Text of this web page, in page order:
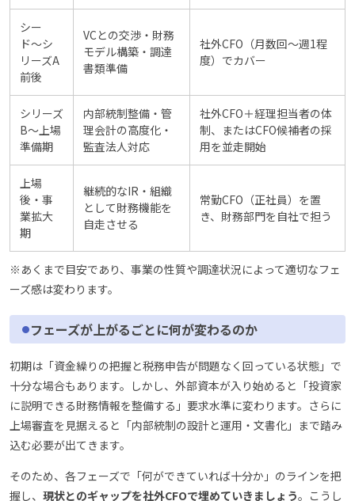
シー
ド〜シ
リーズA
前後
VCとの交渉・財務
モデル構築・調達
書類準備
社外CFO（月数回〜週1程
度）でカバー
シリーズ
B〜上場
準備期
内部統制整備・管
理会計の高度化・
監査法人対応
社外CFO＋経理担当者の体
制、またはCFO候補者の採
用を並走開始
上場
後・事
業拡大
期
継続的なIR・組織
として財務機能を
自走させる
常勤CFO（正社員）を置
き、財務部門を自社で担う
※あくまで目安であり、事業の性質や調達状況によって適切なフェ
ーズ感は変わります。
フェーズが上がるごとに何が変わるのか
初期は「資金繰りの把握と税務申告が問題なく回っている状態」で
十分な場合もあります。しかし、外部資本が入り始めると「投資家
に説明できる財務情報を整備する」要求水準に変わります。さらに
上場審査を見据えると「内部統制の設計と運用・文書化」まで踏み
込む必要が出てきます。
そのため、各フェーズで「何ができていれば十分か」のラインを把
握し、 現状とのギャップを社外CFOで埋めていきましょう。こうし